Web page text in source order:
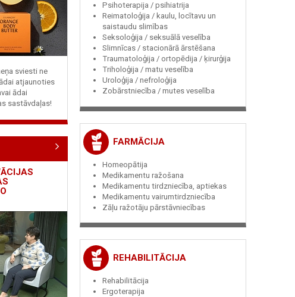
sviesti ne
atjaunoties
ādai
sastāvdaļas!
Psihoterapija / psihiatrija
Reimatoloģija / kaulu, locītavu un
saistaudu slimības
Seksoloģija / seksuālā veselība
Slimnīcas / stacionārā ārstēšana
Traumatoloģija / ortopēdija / ķirurģija
Triholoģija / matu veselība
Uroloģija / nefroloģija
Zobārstniecība / mutes veselība
FARMĀCIJA
Homeopātija
Medikamentu ražošana
Medikamentu tirdzniecība, aptiekas
Medikamentu vairumtirdzniecība
Zāļu ražotāju pārstāvniecības
REHABILITĀCIJA
Rehabilitācija
Ergoterapija